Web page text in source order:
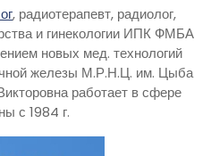
, радиотерапевт, радиолог,
и гинекологии ИПК ФМБА
новых мед. технологий
железы М.Р.Н.Ц. им. Цыба
работает в сфере
с 1984 г.